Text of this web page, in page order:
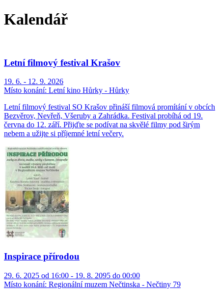
Kalendář
Letní filmový festival Krašov
19. 6. - 12. 9. 2026
Místo konání: Letní kino Hůrky - Hůrky
Letní filmový festival SO Krašov přináší filmová promítání v obcích
Bezvěrov, Nevřeň, Všeruby a Zahrádka. Festival probíhá od 19.
června do 12. září. Přijďte se podívat na skvělé filmy pod širým
nebem a užijte si příjemné letní večery.
Inspirace přírodou
29. 6. 2025 od 16:00 - 19. 8. 2095 do 00:00
Místo konání: Regionální muzem Nečtinska - Nečtiny 79